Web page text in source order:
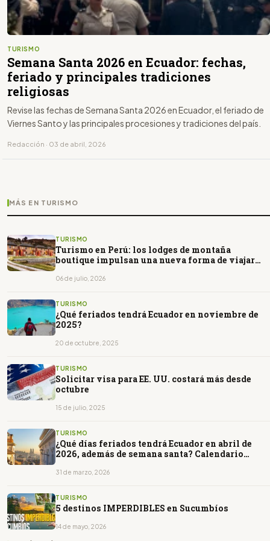
TURISMO
Semana Santa 2026 en Ecuador: fechas,
feriado y principales tradiciones
religiosas
Revise las fechas de Semana Santa 2026 en Ecuador, el feriado de
Viernes Santo y las principales procesiones y tradiciones del país.
Redacción · 03 de abril, 2026
MÁS EN TURISMO
TURISMO
Turismo en Perú: los lodges de montaña
boutique impulsan una nueva forma de viajar
06 de julio, 2026
TURISMO
¿Qué feriados tendrá Ecuador en noviembre de
2025?
20 de octubre, 2025
TURISMO
Solicitar visa para EE. UU. costará más desde
octubre
15 de julio, 2025
TURISMO
¿Qué días feriados tendrá Ecuador en abril de
2026, además de semana santa? Calendario
31 de marzo, 2026
TURISMO
5 destinos IMPERDIBLES en Sucumbíos
14 de mayo, 2026